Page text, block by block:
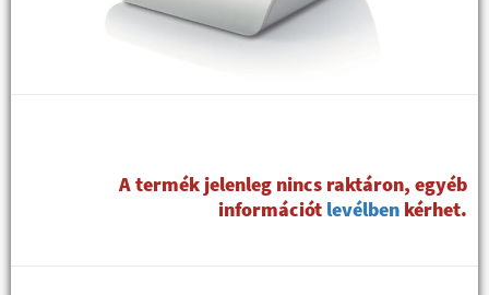
A termék jelenleg nincs raktáron, egyéb
információt levélben kérhet.